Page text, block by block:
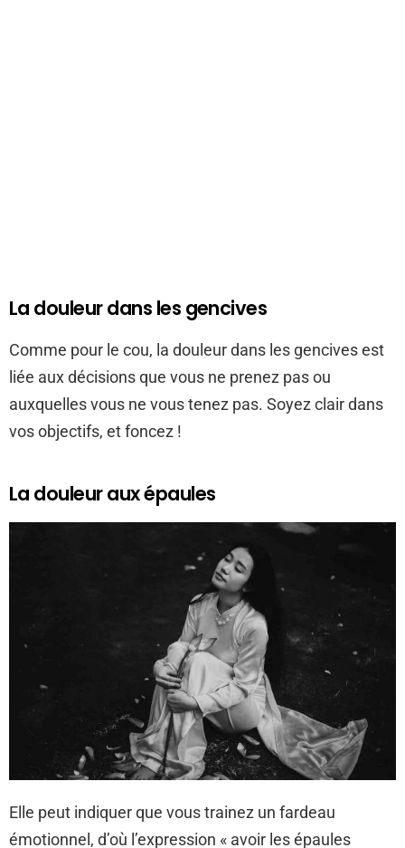
La douleur dans les gencives
Comme pour le cou, la douleur dans les gencives est
liée aux décisions que vous ne prenez pas ou
auxquelles vous ne vous tenez pas. Soyez clair dans
vos objectifs, et foncez !
La douleur aux épaules
Elle peut indiquer que vous trainez un fardeau
émotionnel, d’où l’expression « avoir les épaules